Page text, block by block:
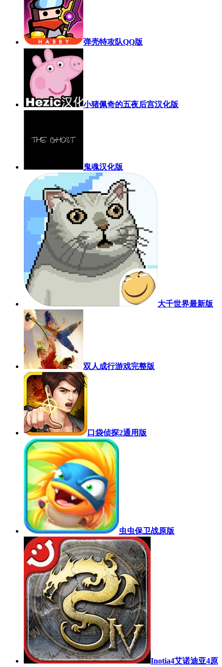
弹壳特攻队QQ版
小猪佩奇的五夜后宫汉化版
鬼魂汉化版
大千世界最新版
双人成行游戏完整版
口袋侦探2通用版
虫虫保卫战原版
Inotia4艾诺迪亚4原